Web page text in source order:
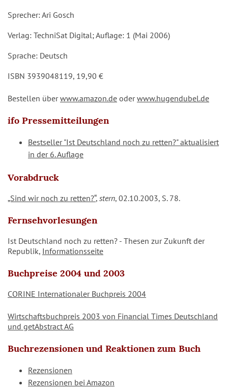
Sprecher: Ari Gosch
Verlag: TechniSat Digital; Auflage: 1 (Mai 2006)
Sprache: Deutsch
ISBN 3939048119, 19,90 €
Bestellen überwww.amazon.de oderwww.hugendubel.de
ifo Pressemitteilungen
Bestseller "Ist Deutschland noch zu retten?" aktualisiert
in der 6. Auflage
Vorabdruck
„Sind wir noch zu retten?“, stern, 02.10.2003, S. 78.
Fernsehvorlesungen
Ist Deutschland noch zu retten? - Thesen zur Zukunft der
Republik, Informationsseite
Buchpreise 2004 und 2003
CORINE Internationaler Buchpreis 2004
Wirtschaftsbuchpreis 2003 von Financial Times Deutschland
und getAbstract AG
Buchrezensionen und Reaktionen zum Buch
Rezensionen
Rezensionen bei Amazon